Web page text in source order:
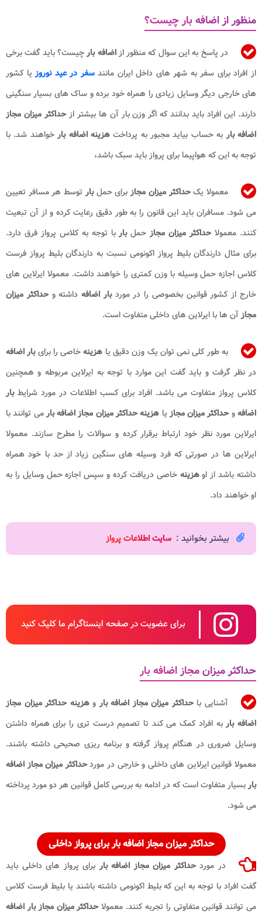
منظور از اضافه بار چیست؟
در پاسخ به این سوال که منظور ازاضافه بارچیست؟ باید گفت برخی
از افراد برای سفر به شهر های داخل ایران مانندسفر در عید نوروزیا کشور
های خارجی دیگر وسایل زیادی را همراه خود برده و ساک های بسیار سنگینی
دارند. این افراد باید بدانند که اگر وزن بار آن ها بیشتر ازحداکثر میزان مجاز
اضافه باربه حساب بیاید مجبور به پرداختهزینه اضافه بارخواهند شد. با
توجه به این که هواپیما برای پرواز باید سبک باشد،
معمولا یکحداکثر میزان مجازبرای حملبارتوسط هر مسافر تعیین
می شود. مسافران باید این قانون را به طور دقیق رعایت کرده و از آن تبعیت
کنند. معمولاحداکثر میزان مجازحملباربا توجه به کلاس پرواز فرق دارد.
برای مثال دارندگان بلیط پرواز اکونومی نسبت به دارندگان بلیط پرواز فرست
کلاس اجازه حمل وسیله با وزن کمتری را خواهند داشت. معمولا ایرلاین های
خارج از کشور قوانین بخصوصی را در موردبار اضافهداشته و حداکثر میزان
مجازآن ها با ایرلاین های داخلی متفاوت است.
به طور کلی نمی توان یک وزن دقیق یا هزینهخاصی را برایبار اضافه
در نظر گرفت و باید گفت این موارد با توجه به ایرلاین مربوطه و همچنین
کلاس پرواز متفاوت می باشد. افراد برای کسب اطلاعات در مورد شرایطبار
اضافهوحداکثر میزان مجازیا هزینه حداکثر میزان مجاز اضافه بارمی توانند با
ایرلاین مورد نظر خود ارتباط برقرار کرده و سوالات را مطرح سازند. معمولا
ایرلاین ها در صورتی که فرد وسیله های سنگین زیاد از حد با خود همراه
داشته باشد از اوهزینه خاصی دریافت کرده و سپس اجازه حمل وسایل را به
او خواهند داد.
بیشتر بخوانید : سایت اطلاعات پرواز
برای عضویت در صفحه اینستاگرام ما کلیک کنید
حداکثر میزان مجاز اضافه بار
آشنایی باحداکثر میزان مجاز اضافه باروهزینه حداکثر میزان مجاز
اضافه باربه افراد کمک می کند تا تصمیم درست تری را برای همراه داشتن
وسایل ضروری در هنگام پرواز گرفته و برنامه ریزی صحیحی داشته باشند.
معمولا قوانین ایرلاین های داخلی و خارجی در موردحداکثر میزان مجاز اضافه
باربسیار متفاوت است که در ادامه به بررسی کامل قوانین هر دو مورد پرداخته
می شود.
حداکثرمیزان مجاز اضافه باربرای پرواز داخلی
در موردحداکثر میزان مجاز اضافه باربرای پرواز های داخلی باید
گفت افراد با توجه به این که بلیط اکونومی داشته باشند یا بلیط فرست کلاس
می توانند قوانین متفاوتی را تجربه کنند. معمولاحداکثر میزان مجاز بار اضافه